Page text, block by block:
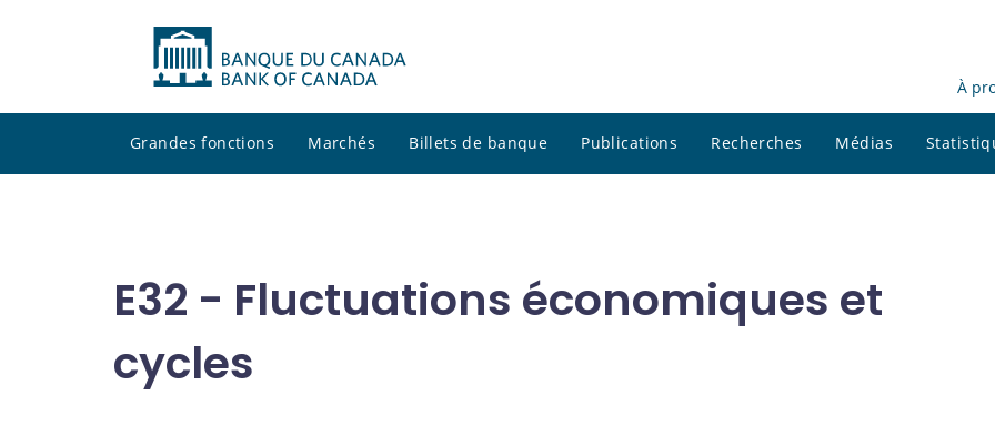
À
Grandes fonctions Marchés Billets de banque Publications Recherches Médias
E32 - Fluctuations économiques et
cycles